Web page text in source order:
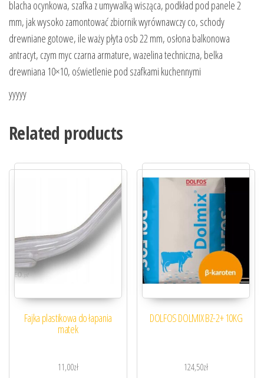
blacha ocynkowa, szafka z umywalką wisząca, podkład pod panele 2
mm, jak wysoko zamontować zbiornik wyrównawczy co, schody
drewniane gotowe, ile waży płyta osb 22 mm, osłona balkonowa
antracyt, czym myc czarna armature, wazelina techniczna, belka
drewniana 10×10, oświetlenie pod szafkami kuchennymi
yyyyy
Related products
Fajka plastikowa do łapania
matek
11,00zł
DOLFOS DOLMIX BZ-2+ 10KG
124,50zł